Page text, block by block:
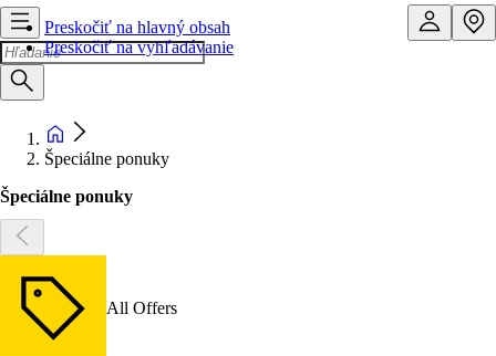
Preskočiť na hlavný obsah
Preskočiť na vyhľadávanie
Špeciálne ponuky
Špeciálne ponuky
All Offers